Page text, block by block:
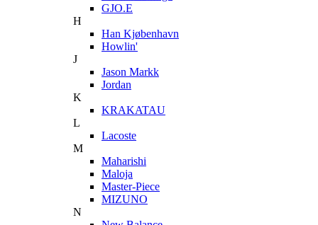
GJO.E
H
Han Kjøbenhavn
Howlin'
J
Jason Markk
Jordan
K
KRAKATAU
L
Lacoste
M
Maharishi
Maloja
Master-Piece
MIZUNO
N